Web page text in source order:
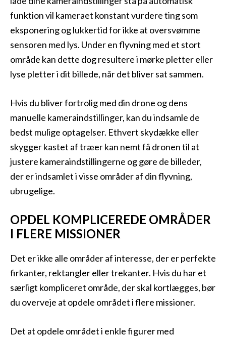
funktion vil kameraet konstant vurdere ting som
eksponering og lukkertid for ikke at oversvømme
sensoren med lys. Under en flyvning med et stort
område kan dette dog resultere i mørke pletter eller
lyse pletter i dit billede, når det bliver sat sammen.
Hvis du bliver fortrolig med din drone og dens
manuelle kameraindstillinger, kan du indsamle de
bedst mulige optagelser. Ethvert skydække eller
skygger kastet af træer kan nemt få dronen til at
justere kameraindstillingerne og gøre de billeder,
der er indsamlet i visse områder af din flyvning,
ubrugelige.
OPDEL KOMPLICEREDE OMRÅDER
I FLERE MISSIONER
Det er ikke alle områder af interesse, der er perfekte
firkanter, rektangler eller trekanter. Hvis du har et
særligt kompliceret område, der skal kortlægges, bør
du overveje at opdele området i flere missioner.
Det at opdele området i enkle figurer med